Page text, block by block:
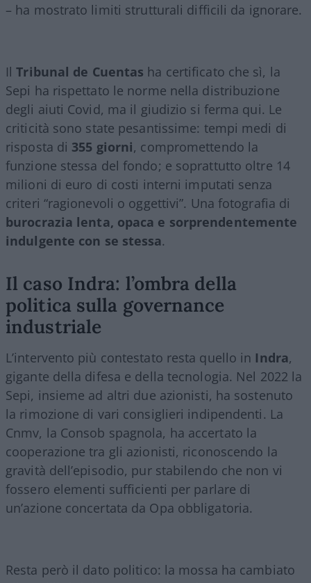
– ha mostrato limiti strutturali difficili da ignorare.
IlTribunal de Cuentas ha certificato che sì, la
Sepi ha rispettato le norme nella distribuzione
degli aiuti Covid, ma il giudizio si ferma qui. Le
criticità sono state pesantissime: tempi medi di
risposta di 355 giorni, compromettendo la
funzione stessa del fondo; e soprattutto oltre 14
milioni di euro di costi interni imputati senza
criteri “ragionevoli o oggettivi”. Una fotografia di
burocrazia lenta, opaca e sorprendentemente
indulgente con se stessa.
Il caso Indra: l’ombra della
politica sulla governance
industriale
L’intervento più contestato resta quello in Indra,
gigante della difesa e della tecnologia. Nel 2022 la
Sepi, insieme ad altri due azionisti, ha sostenuto
la rimozione di vari consiglieri indipendenti. La
Cnmv, la Consob spagnola, ha accertato la
cooperazione tra gli azionisti, riconoscendo la
gravità dell’episodio, pur stabilendo che non vi
fossero elementi sufficienti per parlare di
un’azione concertata da Opa obbligatoria.
Resta però il dato politico: la mossa ha cambiato